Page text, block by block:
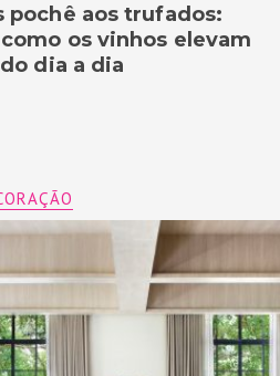
pochê aos trufados:
os vinhos elevam
dia a dia